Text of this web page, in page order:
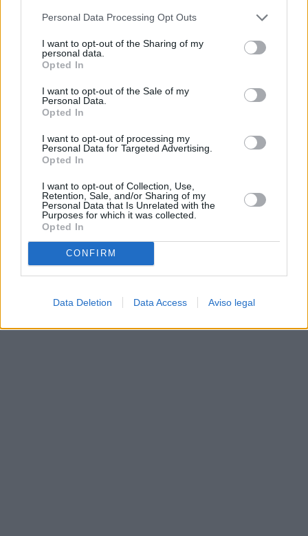
negar su consentimiento. Tenga en cuenta que algún
de su consentimiento, pero usted tiene el derecho de
rechazar tal procesamiento. Sus preferencias se aplicarán
cualquier momento entrando de nuevo en este sitio web o
visitando nuestra política de privacidad.
Personal Data Processing Opt Outs
I want to opt-out of the Sharing of my
personal data.
Opted In
I want to opt-out of the Sale of my
Personal Data.
Opted In
I want to opt-out of processing my
Personal Data for Targeted Advertising.
Opted In
I want to opt-out of Collection, Use,
Retention, Sale, and/or Sharing of my
Personal Data that Is Unrelated with the
Purposes for which it was collected.
Opted In
CONFIRM
Data Deletion Data Access Aviso legal